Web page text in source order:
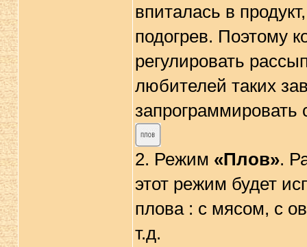
впиталась в
подогрев. Поэтому
регулировать
любителей таких
запрограммировать
2. Режим «Плов».
этот режим будет
плова : с мясом, с
т.д.